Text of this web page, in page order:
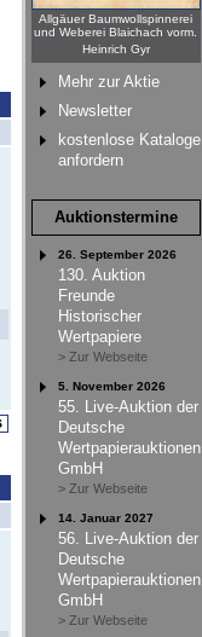
Allgäuer Baumwollspinnerei
und Weberei Blaichach vorm.
Heinrich Gyr
Mehr zur Aktie
Newsletter
kostenlose Kataloge
anfordern
Auktionstermine
26. September 2026
130. Auktion
Freunde
Historischer
Wertpapiere
> Zur Webseite
5. November 2026
55. Live-Auktion der
Deutsche
Wertpapierauktionen
GmbH
> Zur Webseite
14. Januar 2027
56. Live-Auktion der
Deutsche
Wertpapierauktionen
GmbH
> Zur Webseite